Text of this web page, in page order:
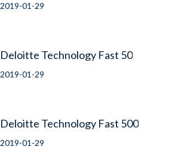
2019-01-29
Deloitte Technology Fast 50
2019-01-29
Deloitte Technology Fast 500
2019-01-29